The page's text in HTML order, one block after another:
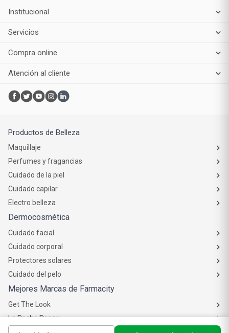
Institucional
Servicios
Compra online
Atención al cliente
Productos de Belleza
Maquillaje
Perfumes y fragancias
Cuidado de la piel
Cuidado capilar
Electro belleza
Dermocosmética
Cuidado facial
Cuidado corporal
Protectores solares
Cuidado del pelo
Mejores Marcas de Farmacity
Get The Look
La Roche Posay